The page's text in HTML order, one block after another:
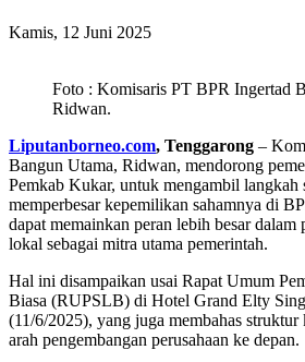
Kamis, 12 Juni 2025
Foto : Komisaris PT BPR Ingertad
Ridwan.
Liputanborneo.com, Tenggarong –
Bangun Utama, Ridwan, mendorong
Pemkab Kukar, untuk mengambil langkah
memperbesar kepemilikan sahamnya di
dapat memainkan peran lebih besar dalam
lokal sebagai mitra utama pemerintah.
Hal ini disampaikan usai Rapat Umum
Biasa (RUPSLB) di Hotel Grand Elty
(11/6/2025), yang juga membahas struktur
arah pengembangan perusahaan ke depan.